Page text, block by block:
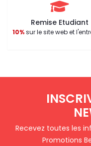
Remise Etudiant
10%sur le site web et
Recevez toutes les
Promotions